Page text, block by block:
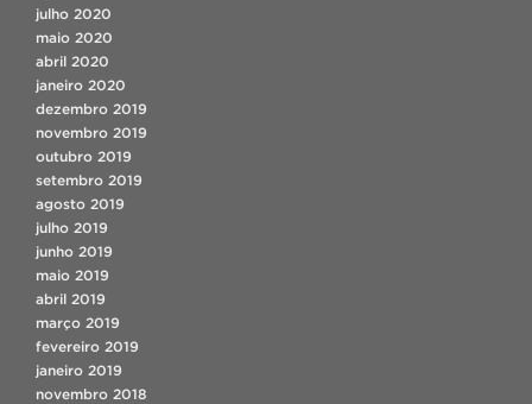
julho 2020
maio 2020
abril 2020
janeiro 2020
dezembro 2019
novembro 2019
outubro 2019
setembro 2019
agosto 2019
julho 2019
junho 2019
maio 2019
abril 2019
março 2019
fevereiro 2019
janeiro 2019
novembro 2018